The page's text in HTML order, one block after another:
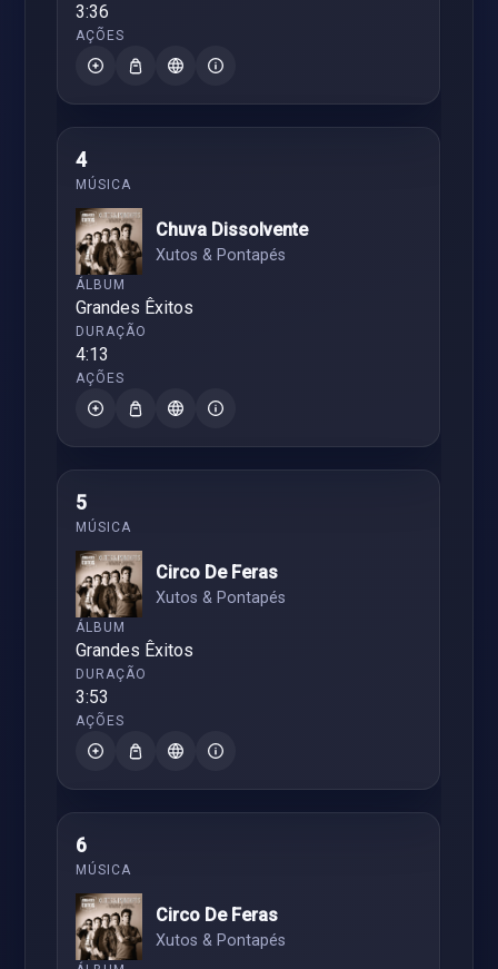
3:36
4
Chuva Dissolvente
Xutos & Pontapés
Grandes Êxitos
4:13
5
Circo De Feras
Xutos & Pontapés
Grandes Êxitos
3:53
6
Circo De Feras
Xutos & Pontapés